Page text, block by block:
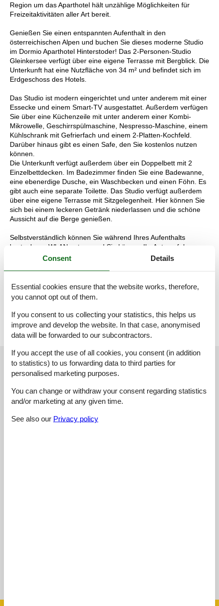
Region um das Aparthotel hält unzählige Möglichkeiten für
Freizeitaktivitäten aller Art bereit.
Genießen Sie einen entspannten Aufenthalt in den
österreichischen Alpen und buchen Sie dieses moderne Studio
im Dormio Aparthotel Hinterstoder! Das 2-Personen-Studio
Gleinkersee verfügt über eine eigene Terrasse mit Bergblick. Die
Unterkunft hat eine Nutzfläche von 34 m² und befindet sich im
Erdgeschoss des Hotels.
Das Studio ist modern eingerichtet und unter anderem mit einer
Essecke und einem Smart-TV ausgestattet. Außerdem verfügen
Sie über eine Küchenzeile mit unter anderem einer Kombi-
Mikrowelle, Geschirrspülmaschine, Nespresso-Maschine, einem
Kühlschrank mit Gefrierfach und einem 2-Platten-Kochfeld.
Darüber hinaus gibt es einen Safe, den Sie kostenlos nutzen
können.
Die Unterkunft verfügt außerdem über ein Doppelbett mit 2
Einzelbettdecken. Im Badezimmer finden Sie eine Badewanne,
eine ebenerdige Dusche, ein Waschbecken und einen Föhn. Es
gibt auch eine separate Toilette. Das Studio verfügt außerdem
über eine eigene Terrasse mit Sitzgelegenheit. Hier können Sie
sich bei einem leckeren Getränk niederlassen und die schöne
Aussicht auf die Berge genießen.
Selbstverständlich können Sie während Ihres Aufenthalts
kostenloses WLAN nutzen und Sie können Ihr Auto auf dem
Parkplatz direkt vor dem Hotel parken. Sind Sie bereit für
Fitnessraum kostenlos nutzen.
Die Aufteilung der Unterkunft kann variieren. Die Grundrisse und
Bilder vermitteln einen guten Eindruck, dienen aber nur zur
Veranschaulichung.
External reviews Our guest reviewsExternal reviews
4,4
Consent Details
Essential cookies ensure that the website works, therefore,
you cannot opt out of them.
If you consent to us collecting your statistics, this helps us
improve and develop the website. In that case, anonymised
data will be forwarded to our subcontractors.
If you accept the use of all cookies, you consent (in addition
to statistics) to us forwarding data to third parties for
personalised marketing purposes.
You can change or withdraw your consent regarding statistics
and/or marketing at any given time.
See also our Privacy policy